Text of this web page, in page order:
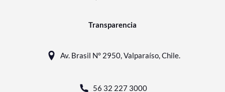
Transparencia
Av. Brasil N° 2950, Valparaíso, Chile.
56 32 227 3000